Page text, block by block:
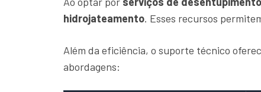
hidrojateamento. Esses recursos
Além da eficiência, o suporte técnico
abordagens: